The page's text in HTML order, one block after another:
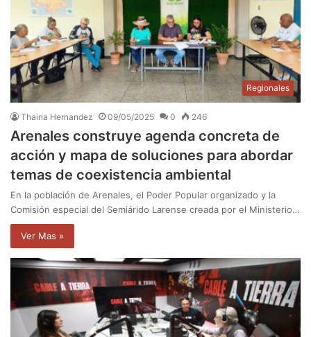
Regionales
Thaina Hernandez 09/05/2025 0 246
Arenales construye agenda concreta de
acción y mapa de soluciones para abordar
temas de coexistencia ambiental
En la población de Arenales, el Poder Popular organizado y la
Comisión especial del Semiárido Larense creada por el Ministerio…
Ver Mas »